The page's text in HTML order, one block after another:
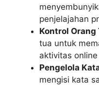
penjelajahan
Kontrol Orang
tua untuk
aktivitas
Pengelola
mengisi kata